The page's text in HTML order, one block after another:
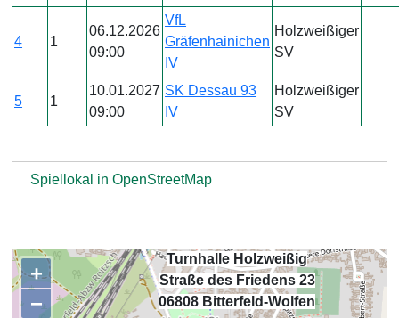
4 1
06.12.2026
09:00
VfL
Gräfenhainichen
IV
Holzweißiger
SV
5 1
10.01.2027
09:00
SK Dessau 93
IV
Holzweißiger
SV
Spiellokal in OpenStreetMap
+
−
Turnhalle Holzweißig
Straße des Friedens 23
06808 Bitterfeld-Wolfen